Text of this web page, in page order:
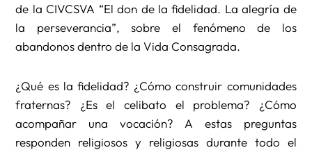
de la CIVCSVA “El don de la fidelidad. La alegría de
la perseverancia”, sobre el fenómeno de los
abandonos dentro de la Vida Consagrada.
¿Qué es la fidelidad? ¿Cómo construir comunidades
fraternas? ¿Es el celibato el problema? ¿Cómo
acompañar una vocación? A estas preguntas
responden religiosos y religiosas durante todo el